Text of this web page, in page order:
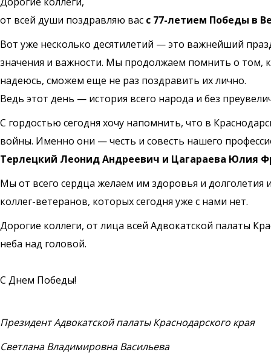
от всей души поздравляю вас с 77-летием Победы в
Вот уже несколько десятилетий — это важнейший
значения и важности. Мы продолжаем помнить о том,
надеюсь, сможем еще не раз поздравить их лично.
Ведь этот день — история всего народа и без
С гордостью сегодня хочу напомнить, что в
войны. Именно они — честь и совесть нашего
Терлецкий Леонид Андреевич и Цагараева Юлия
Мы от всего сердца желаем им здоровья и
коллег-ветеранов, которых сегодня уже с нами нет.
Дорогие коллеги, от лица всей Адвокатской палаты
неба над головой.
С Днем Победы!
Президент Адвокатской палаты Краснодарского края
Светлана Владимировна Васильева